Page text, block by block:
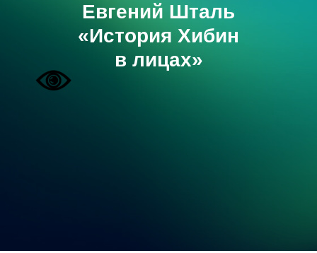
Евгений Шталь
«История Хибин
в лицах»